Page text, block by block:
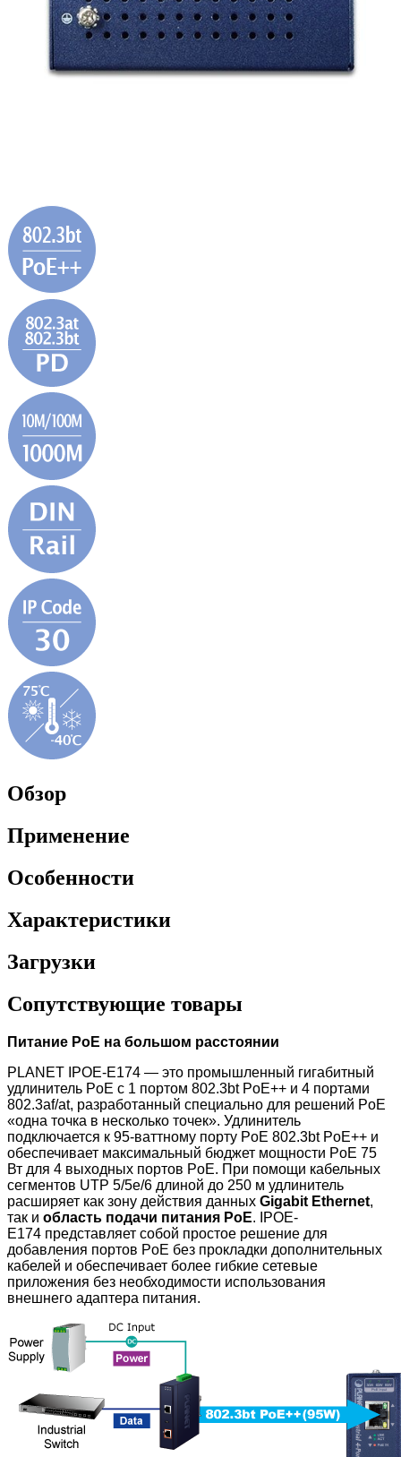
Обзор
Применение
Особенности
Характеристики
Загрузки
Сопутствующие товары
Питание PoE на большом расстоянии
PLANET IPOE-E174 — это промышленный гигабитный
удлинитель PoE с 1 портом 802.3bt PoE++ и 4 портами
802.3af/at, разработанный специально для решений PoE
«одна точка в несколько точек». Удлинитель
подключается к 95-ваттному порту PoE 802.3bt PoE++ и
обеспечивает максимальный бюджет мощности PoE 75
Вт для 4 выходных портов PoE. При помощи кабельных
сегментов UTP 5/5e/6 длиной до 250 м удлинитель
расширяет как зону действия данных Gigabit Ethernet,
так и область подачи питания PoE. IPOE-
E174 представляет собой простое решение для
добавления портов PoE без прокладки дополнительных
кабелей и обеспечивает более гибкие сетевые
приложения без необходимости использования
внешнего адаптера питания.